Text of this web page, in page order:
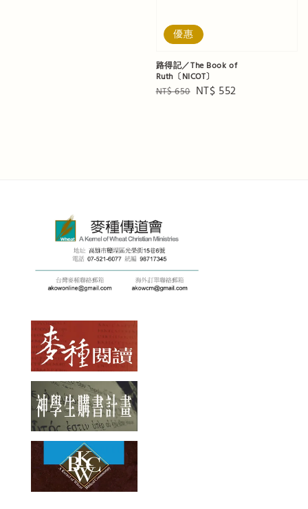
優惠
路得記／The Book of
Ruth〔NICOT〕
Regular
NT$ 650 Sale
NT$ 552